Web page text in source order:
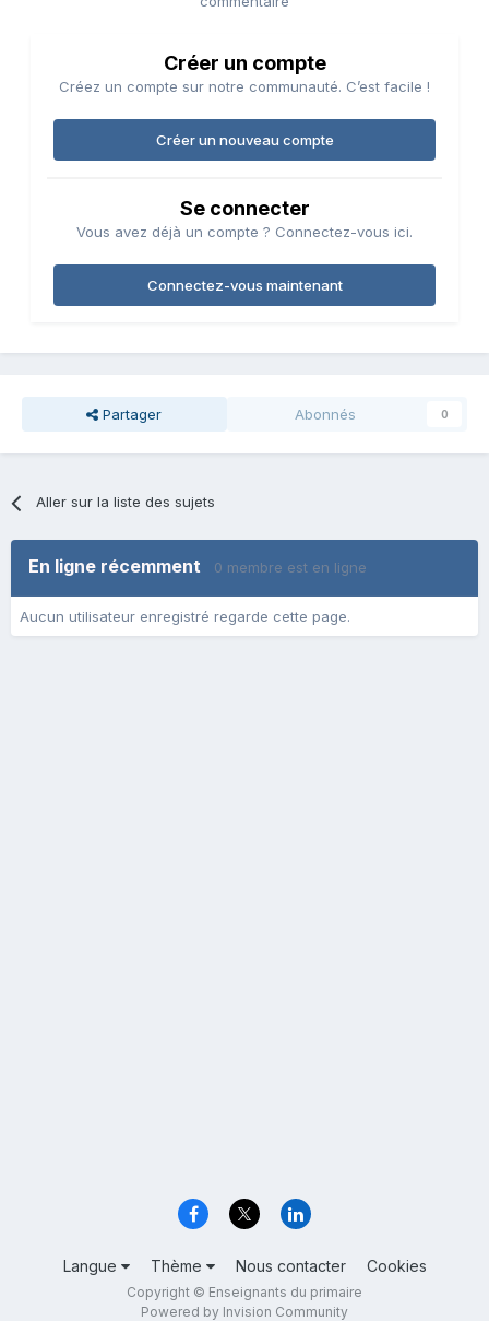
Créer un compte
Créez un compte sur notre communauté. C’est facile !
Créer un nouveau compte
Se connecter
Vous avez déjà un compte ? Connectez-vous ici.
Connectez-vous maintenant
Partager Abonnés 0
Aller sur la liste des sujets
En ligne récemment 0 membre est en ligne
Aucun utilisateur enregistré regarde cette page.
Langue Thème Nous contacter Cookies
Copyright © Enseignants du primaire
Powered by Invision Community